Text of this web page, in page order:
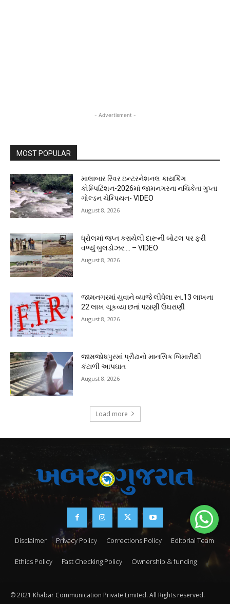
- Advertisment -
MOST POPULAR
માલાબાર રિવર ઇન્ટરનેશનલ કાયકિંગ
કોમ્પિટિશન-2026માં જામનગરના નચિકેતા ગુપ્તા
ગોલ્ડન ચેમ્પિયન- VIDEO
August 8, 2026
ધ્રોલમાં જપ્ત કરાયેલી દારૂની બોટલ પર ફરી
વળ્યું બુલડોઝર…. – VIDEO
August 8, 2026
જામનગરમાં યુવાને વ્યાજે લીધેલા રૂા.13 લાખના
22 લાખ ચૂકવ્યા છતાં પઠાણી ઉઘરાણી
August 8, 2026
જામજોધપુરમાં પ્રૌઢાનો માનસિક બિમારીથી
કંટાળી આપઘાત
August 8, 2026
Load more
Disclaimer Privacy Policy Corrections Policy Editorial Team
Ethics Policy Fast Checking Policy Ownership & funding
© 2021 Khabar Communication Private Limited. All Rights reserved.